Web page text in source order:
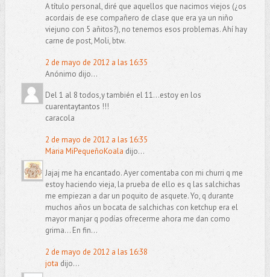
A título personal, diré que aquellos que nacimos viejos (¿os
acordais de ese compañero de clase que era ya un niño
viejuno con 5 añitos?), no tenemos esos problemas. Ahí hay
carne de post, Moli, btw.
2 de mayo de 2012 a las 16:35
Anónimo dijo...
Del 1 al 8 todos,y también el 11...estoy en los
cuarentaytantos !!!
caracola
2 de mayo de 2012 a las 16:35
Maria MiPequeñoKoala dijo...
Jajaj me ha encantado. Ayer comentaba con mi churri q me
estoy haciendo vieja, la prueba de ello es q las salchichas
me empiezan a dar un poquito de asquete. Yo, q durante
muchos años un bocata de salchichas con ketchup era el
mayor manjar q podías ofrecerme ahora me dan como
grima... En fin...
2 de mayo de 2012 a las 16:38
jota dijo...